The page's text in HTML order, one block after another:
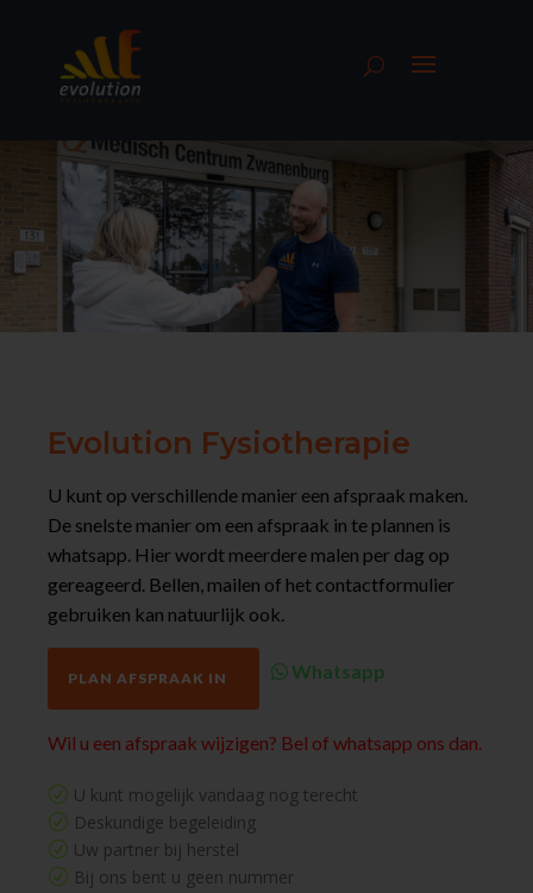
Evolution Fysiotherapie
U kunt op verschillende manier een afspraak maken.
De snelste manier om een afspraak in te plannen is
whatsapp. Hier wordt meerdere malen per dag op
gereageerd. Bellen, mailen of het contactformulier
gebruiken kan natuurlijk ook.
PLAN AFSPRAAK IN Whatsapp
Wil u een afspraak wijzigen? Bel of whatsapp ons dan.
R U kunt mogelijk vandaag nog terecht
R Deskundige begeleiding
R Uw partner bij herstel
R Bij ons bent u geen nummer